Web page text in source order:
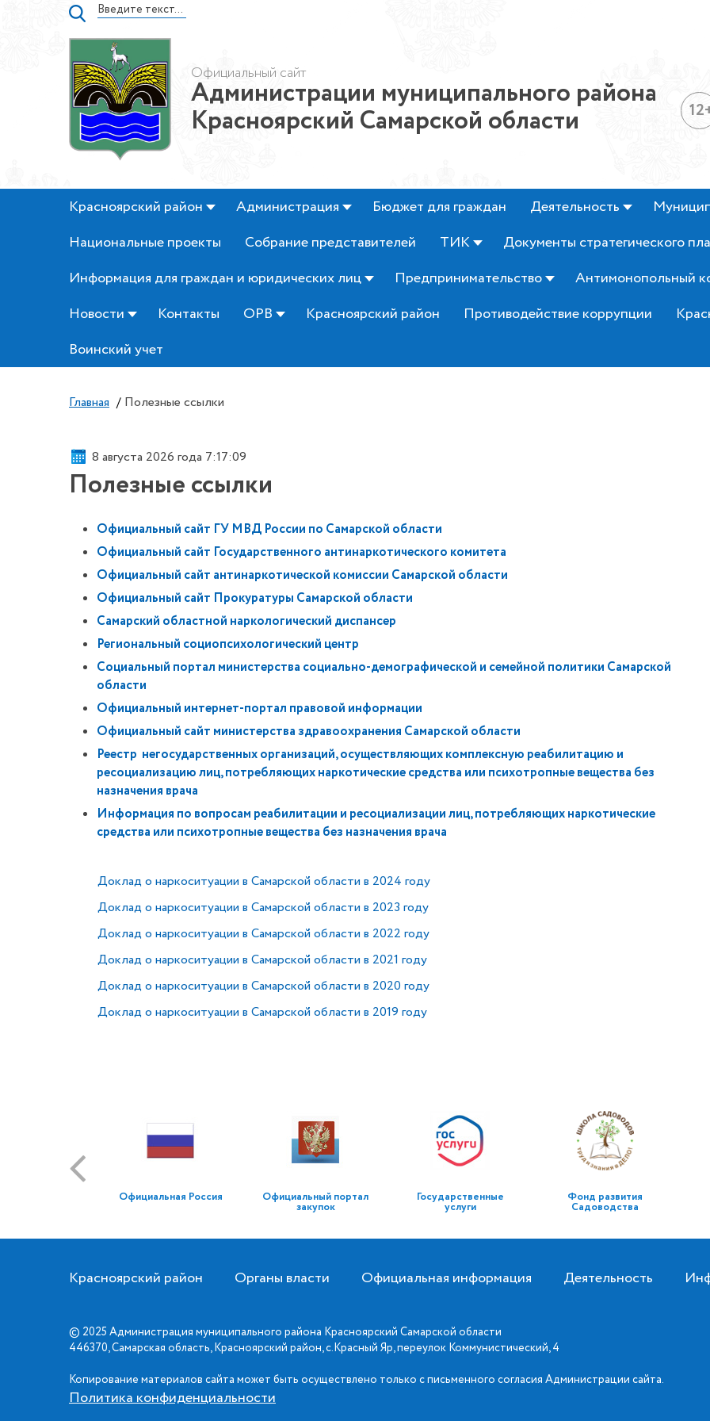
Официальный сайт
Администрации муниципального района
Красноярский Самарской области
Красноярский район Администрация Бюджет для граждан Деятельность
Национальные проекты
Собрание представителей ТИК
Документы стратегического
Информация для граждан и юридических лиц
Предпринимательство Антимонопольный
Новости
Контакты ОРВ Красноярский район Противодействие коррупции
Воинский учет
Главная / Полезные ссылки
8 августа 2026 года 7:17:10
Полезные ссылки
Официальный сайт ГУ МВД России по Самарской области
Официальный сайт Государственного антинаркотического комитета
Официальный сайт антинаркотической комиссии Самарской области
Официальный сайт Прокуратуры Самарской области
Самарский областной наркологический диспансер
Региональный социопсихологический центр
Социальный портал министерства социально-демографической и семейной политики Самарской
области
Официальный интернет-портал правовой информации
Официальный сайт министерства здравоохранения Самарской области
Реестр негосударственных организаций, осуществляющих комплексную реабилитацию и
ресоциализацию лиц, потребляющих наркотические средства или психотропные вещества без
назначения врача
Информация по вопросам реабилитации и ресоциализации лиц, потребляющих наркотические
средства или психотропные вещества без назначения врача
Доклад о наркоситуации в Самарской области в 2024 году
Доклад о наркоситуации в Самарской области в 2023 году
Доклад о наркоситуации в Самарской области в 2022 году
Доклад о наркоситуации в Самарской области в 2021 году
Доклад о наркоситуации в Самарской области в 2020 году
Доклад о наркоситуации в Самарской области в 2019 году
Официальная Россия Официальный портал
закупок
Государственные
услуги
Фонд развития
Садоводства
Красноярский район Органы власти Официальная информация Деятельность
© 2025 Администрация муниципального района Красноярский Самарской области
446370, Самарская область, Красноярский район, с.Красный Яр, переулок Коммунистический, 4
Копирование материалов сайта может быть осуществлено только с письменного согласия Администрации сайта.
Политика конфиденциальности